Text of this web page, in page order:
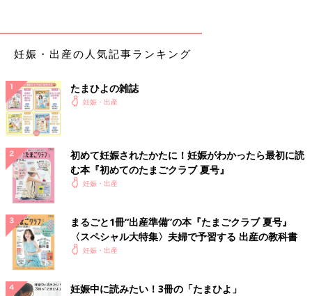
妊娠・出産の人気記事ランキング
たまひよの雑誌
妊娠・出産
初めて妊娠されたかたに！妊娠がわかったら最初に読
む本『初めてのたまごクラブ 夏号』
妊娠・出産
まるごと1冊“出産準備”の本『たまごクラブ 夏号』
〈スペシャル大特集〉夫婦で予習する 出産の教科書
妊娠・出産
妊娠中に読みたい！3冊の「たまひよ」